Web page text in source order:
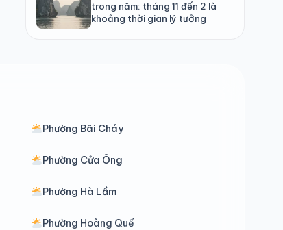
trong năm: tháng 11 đến 2 là
khoảng thời gian lý tưởng
Phường Bãi Cháy
Phường Cửa Ông
Phường Hà Lầm
Phường Hoàng Quế